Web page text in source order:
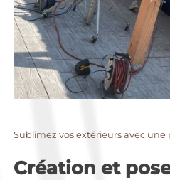
Sublimez vos extérieurs avec une
Création et